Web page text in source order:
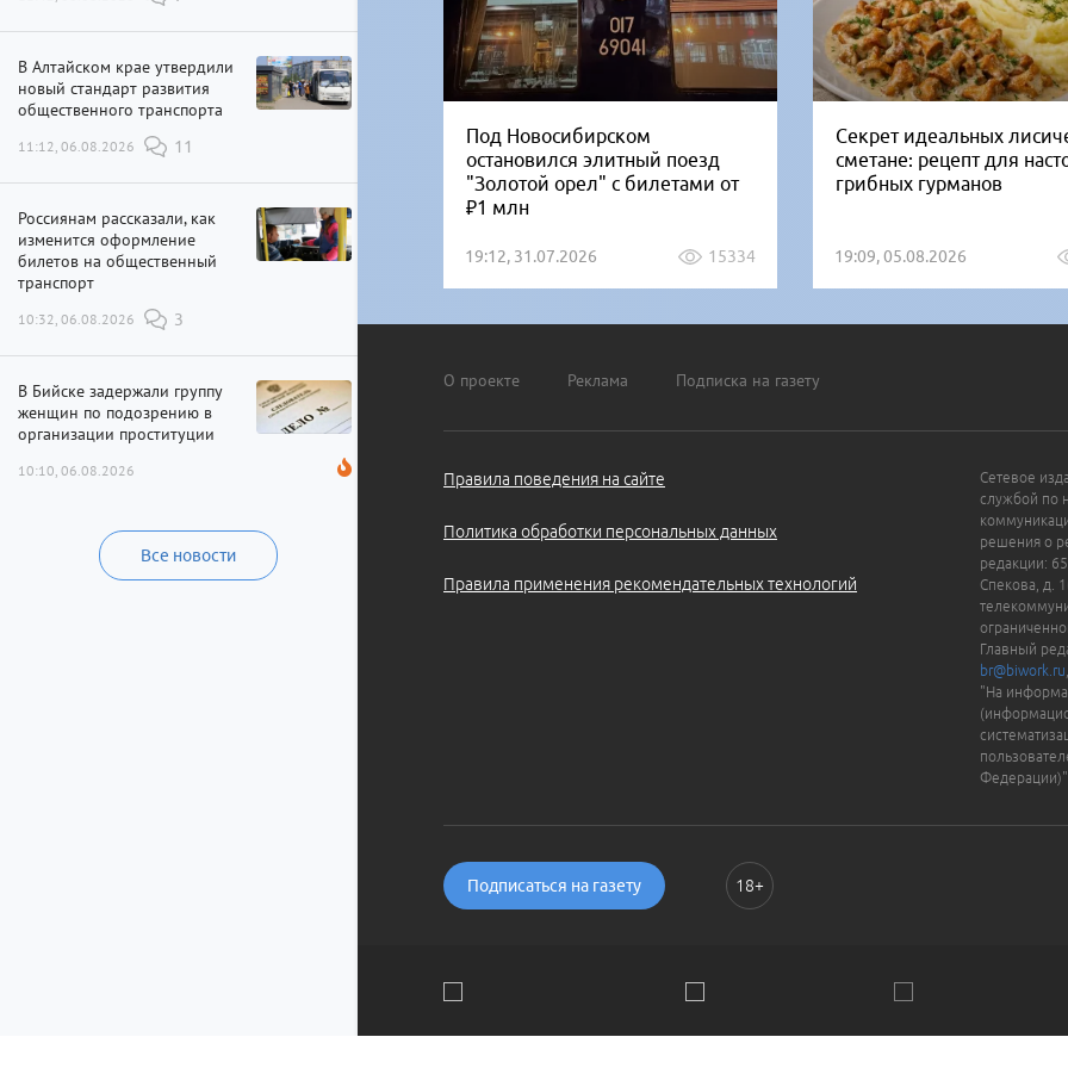
В Алтайском крае утвердили
новый стандарт развития
общественного транспорта
11:12, 06.08.2026 11
Россиянам рассказали, как
изменится оформление
билетов на общественный
транспорт
10:32, 06.08.2026 3
В Бийске задержали группу
женщин по подозрению в
организации проституции
10:10, 06.08.2026
Все новости
Под Новосибирском
остановился элитный поезд
"Золотой орел" с билетами от
₽1 млн
19:12, 31.07.2026 15334
Секрет идеальных
сметане: рецепт для
грибных гурманов
19:09, 05.08.2026
О проекте Реклама Подписка на газету
Правила поведения на сайте
Политика обработки персональных данных
Правила применения рекомендательных технологий
Сетевое
службой по
решения о
редакции:
Спекова, д.
Главный
br@biwork.ru
"На
Федерации)".
Подписаться на газету 18+